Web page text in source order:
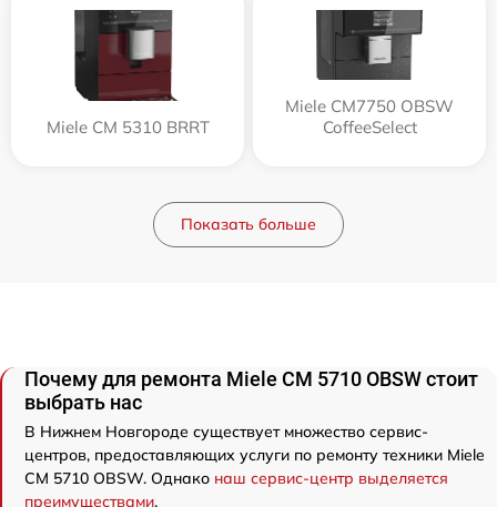
Miele CM 5310 BRRT
Miele CM7750 OBSW
CoffeeSelect
Показать больше
Почему для ремонта Miele CM 5710 OBSW стоит
выбрать нас
В Нижнем Новгороде существует множество сервис-
центров, предоставляющих услуги по ремонту техники Miele
CM 5710 OBSW. Однако наш сервис-центр выделяется
преимуществами.